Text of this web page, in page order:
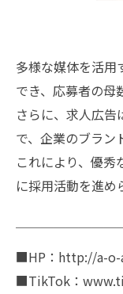
多様な媒体を活用
でき、応募者の母
さらに、求人広告
で、企業のブラン
これにより、優
に採用活動を進め
￣￣￣￣￣￣￣￣
■HP：http://a-o-
■TikTok：